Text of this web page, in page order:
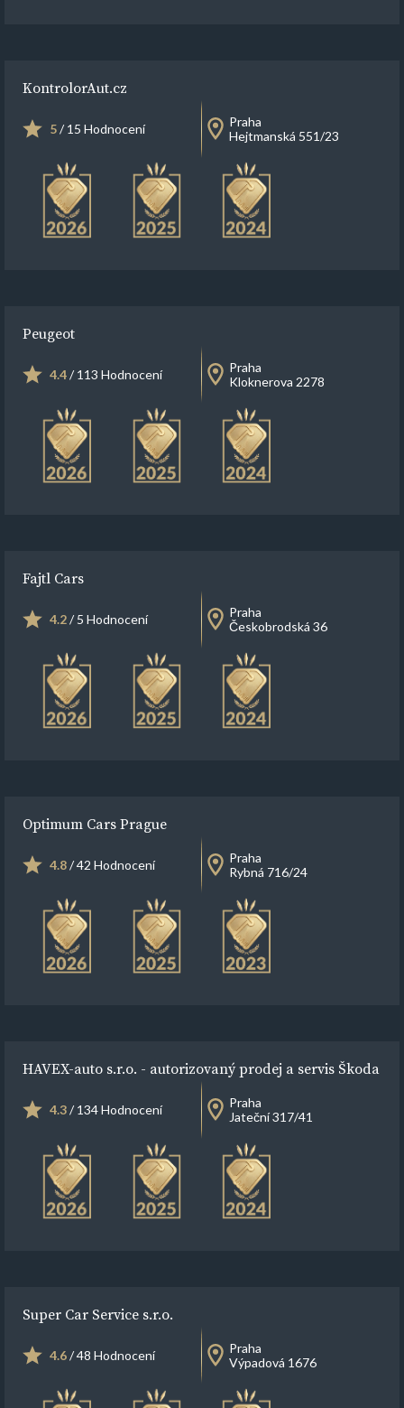
KontrolorAut.cz
5/ 15 Hodnocení
Praha
Hejtmanská 551/23
Peugeot
4.4/ 113 Hodnocení
Praha
Kloknerova 2278
Fajtl Cars
4.2/ 5 Hodnocení
Praha
Českobrodská 36
Optimum Cars Prague
4.8/ 42 Hodnocení
Praha
Rybná 716/24
HAVEX-auto s.r.o. - autorizovaný prodej a servis Škoda
4.3/ 134 Hodnocení
Praha
Jateční 317/41
Super Car Service s.r.o.
4.6/ 48 Hodnocení
Praha
Výpadová 1676